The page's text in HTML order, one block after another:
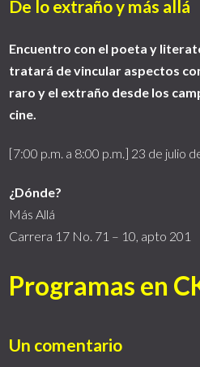
De lo extraño y más allá
Encuentro con el poeta y
tratará de vincular aspectos
raro y el extraño desde los
cine.
[7:00 p.m. a 8:00 p.m.] 23 de julio
¿Dónde?
Más Allá
Carrera 17 No. 71 – 10, apto 201
Programas en
Un comentario